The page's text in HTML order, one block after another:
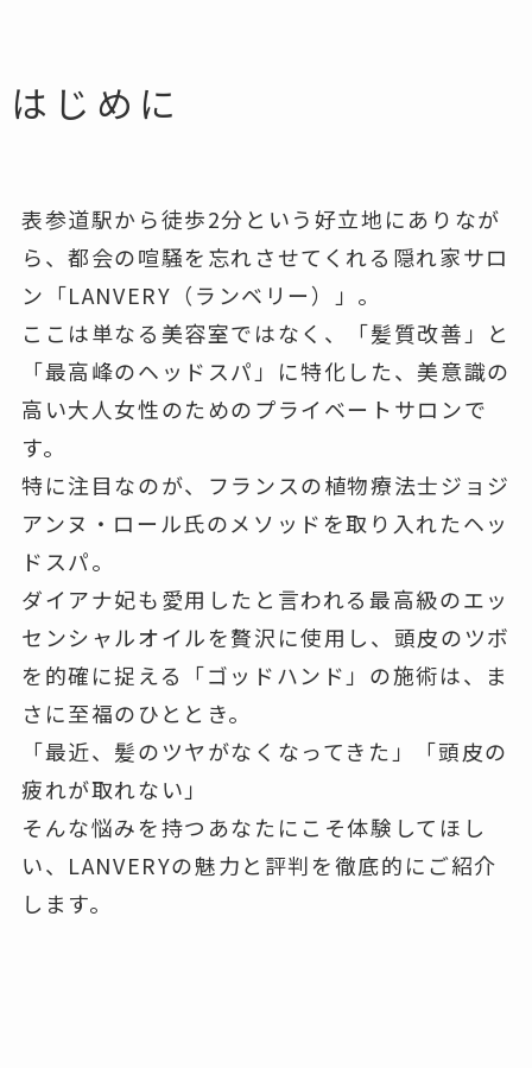
はじめに
表参道駅から徒歩2分という好立地にありなが
ら、都会の喧騒を忘れさせてくれる隠れ家サロ
ン「LANVERY（ランベリー）」。
ここは単なる美容室ではなく、「髪質改善」と
「最高峰のヘッドスパ」に特化した、美意識の
高い大人女性のためのプライベートサロンで
す。
特に注目なのが、フランスの植物療法士ジョジ
アンヌ・ロール氏のメソッドを取り入れたヘッ
ドスパ。
ダイアナ妃も愛用したと言われる最高級のエッ
センシャルオイルを贅沢に使用し、頭皮のツボ
を的確に捉える「ゴッドハンド」の施術は、ま
さに至福のひととき。
「最近、髪のツヤがなくなってきた」「頭皮の
疲れが取れない」
そんな悩みを持つあなたにこそ体験してほし
い、LANVERYの魅力と評判を徹底的にご紹介
します。